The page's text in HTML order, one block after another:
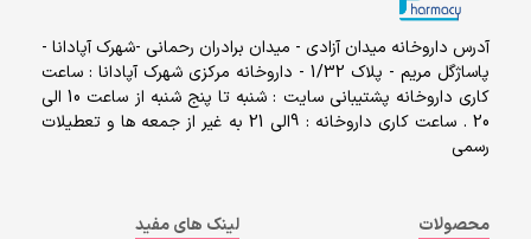
آدرس داروخانه میدان آزادی - میدان برادران رحمانی -شهرک آپادانا -
پاساژگل مریم - پلاک 1/32 - داروخانه مرکزی شهرک آپادانا : ساعت
کاری داروخانه پشتیبانی سایت : شنبه تا پنج شنبه از ساعت 10 الی
20 . ساعت کاری داروخانه : 9الی 21 به غیر از جمعه ها و تعطیلات
رسمی
محصولات لینک های مفید